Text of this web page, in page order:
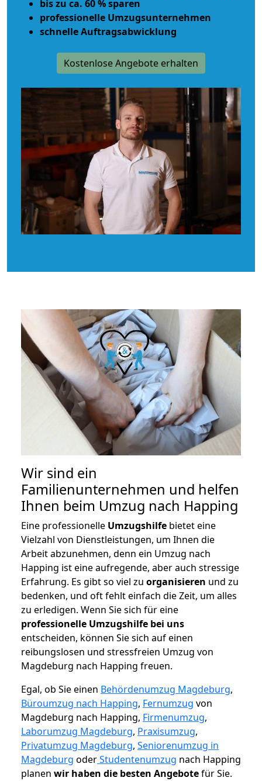
bis zu ca. 60 % sparen
professionelle Umzugsunternehmen
schnelle Auftragsabwicklung
Kostenlose Angebote erhalten
Wir sind ein
Familienunternehmen und helfen
Ihnen beim Umzug nach Happing
Eine professionelle Umzugshilfe bietet eine
Vielzahl von Dienstleistungen, um Ihnen die
Arbeit abzunehmen, denn ein Umzug nach
Happing ist eine aufregende, aber auch stressige
Erfahrung. Es gibt so viel zu organisieren und zu
bedenken, und oft fehlt einfach die Zeit, um alles
zu erledigen. Wenn Sie sich für eine
professionelle Umzugshilfe bei uns
entscheiden, können Sie sich auf einen
reibungslosen und stressfreien Umzug von
Magdeburg nach Happing freuen.
Egal, ob Sie einen Behördenumzug Magdeburg,
Büroumzug nach Happing, Fernumzug von
Magdeburg nach Happing, Firmenumzug,
Laborumzug Magdeburg, Praxisumzug,
Privatumzug Magdeburg, Seniorenumzug in
Magdeburg oderStudentenumzug nach Happing
planen wir haben die besten Angebotefür Sie.